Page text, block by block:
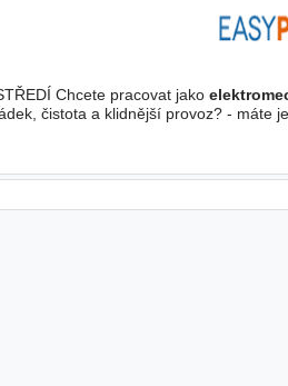
Chcete pracovat jako
čistota a klidnější provoz? - máte